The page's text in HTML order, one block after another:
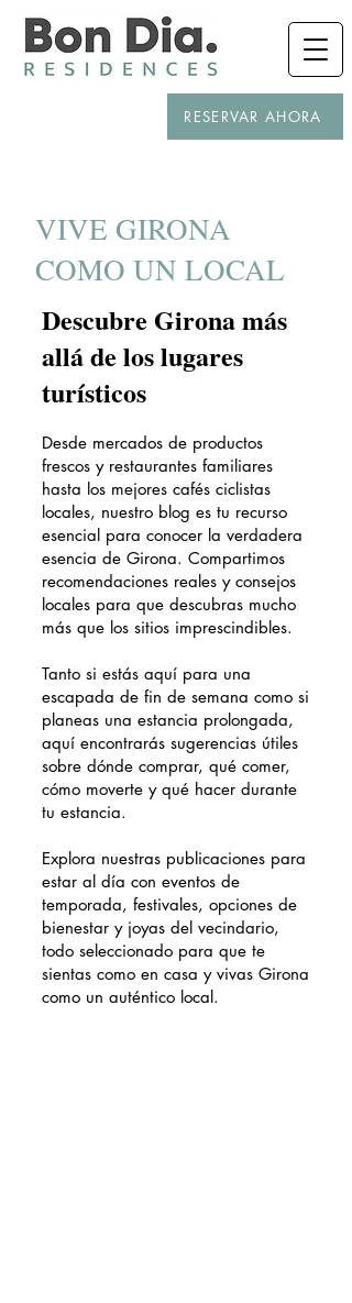
RESERVAR AHORA
VIVE GIRONA
COMO UN LOCAL
Descubre Girona más
allá de los lugares
turísticos
Desde mercados de productos
frescos y restaurantes familiares
hasta los mejores cafés ciclistas
locales, nuestro blog es tu recurso
esencial para conocer la verdadera
esencia de Girona. Compartimos
recomendaciones reales y consejos
locales para que descubras mucho
más que los sitios imprescindibles.
Tanto si estás aquí para una
escapada de fin de semana como si
planeas una estancia prolongada,
aquí encontrarás sugerencias útiles
sobre dónde comprar, qué comer,
cómo moverte y qué hacer durante
tu estancia.
Explora nuestras publicaciones para
estar al día con eventos de
temporada, festivales, opciones de
bienestar y joyas del vecindario,
todo seleccionado para que te
sientas como en casa y vivas Girona
como un auténtico local.